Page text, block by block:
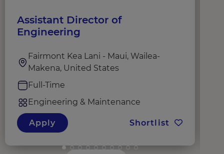
Assistant Director of
Engineering
Fairmont Kea Lani - Maui, Wailea-
Makena, United States
Full-Time
Engineering & Maintenance
Apply Shortlist